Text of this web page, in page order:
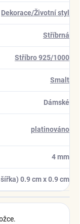
Dekorace/Životní styl
Stříbrná
Stříbro 925/1000
Smalt
Dámské
platinováno
4 mm
0.9 cm x 0.9 cm